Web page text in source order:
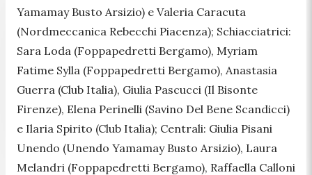
Yamamay Busto Arsizio) e Valeria Caracuta
(Nordmeccanica Rebecchi Piacenza); Schiacciatrici:
Sara Loda (Foppapedretti Bergamo), Myriam
Fatime Sylla (Foppapedretti Bergamo), Anastasia
Guerra (Club Italia), Giulia Pascucci (Il Bisonte
Firenze), Elena Perinelli (Savino Del Bene Scandicci)
e Ilaria Spirito (Club Italia); Centrali: Giulia Pisani
Unendo (Unendo Yamamay Busto Arsizio), Laura
Melandri (Foppapedretti Bergamo), Raffaella Calloni